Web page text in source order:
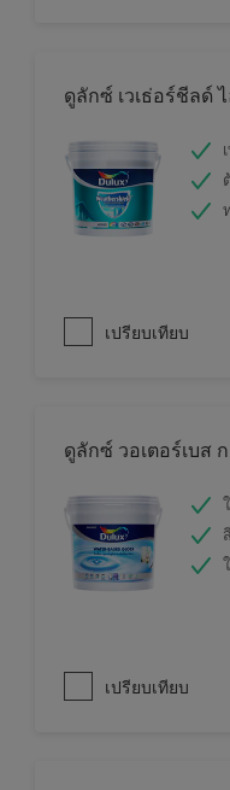
ดูลักซ์ เวเธ่อร์ชีลด์
เปรียบเทียบ
ดูลักซ์ วอเตอร์เบส
เปรียบเทียบ